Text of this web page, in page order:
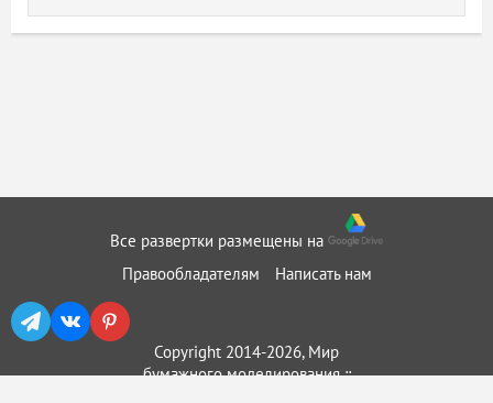
Все развертки размещены на
Правообладателям
Написать нам
Copyright 2014-2026, Мир
бумажного моделирования ::